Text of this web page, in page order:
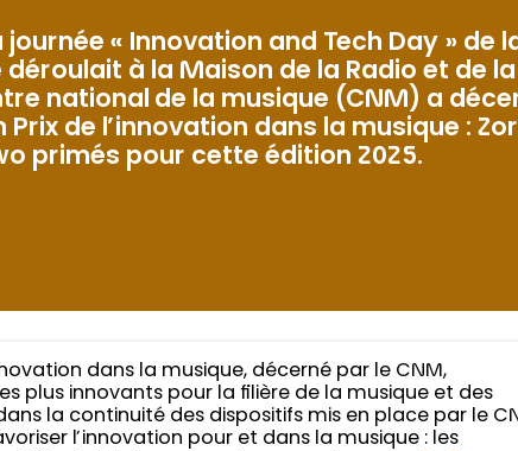
journée « Innovation and Tech Day » de
à la Maison de la Radio et de
national de la musique (CNM) a
de l’innovation dans la musique :
primés pour cette édition 2025.
dans la musique, décerné par le CNM,
plus innovants pour la filière de la musique et des
la continuité des dispositifs mis en place par le
l’innovation pour et dans la musique : les